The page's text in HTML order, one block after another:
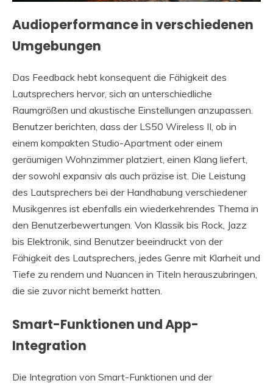
Audioperformance in verschiedenen
Umgebungen
Das Feedback hebt konsequent die Fähigkeit des
Lautsprechers hervor, sich an unterschiedliche
Raumgrößen und akustische Einstellungen anzupassen.
Benutzer berichten, dass der LS50 Wireless II, ob in
einem kompakten Studio-Apartment oder einem
geräumigen Wohnzimmer platziert, einen Klang liefert,
der sowohl expansiv als auch präzise ist. Die Leistung
des Lautsprechers bei der Handhabung verschiedener
Musikgenres ist ebenfalls ein wiederkehrendes Thema in
den Benutzerbewertungen. Von Klassik bis Rock, Jazz
bis Elektronik, sind Benutzer beeindruckt von der
Fähigkeit des Lautsprechers, jedes Genre mit Klarheit und
Tiefe zu rendern und Nuancen in Titeln herauszubringen,
die sie zuvor nicht bemerkt hatten.
Smart-Funktionen und App-
Integration
Die Integration von Smart-Funktionen und der